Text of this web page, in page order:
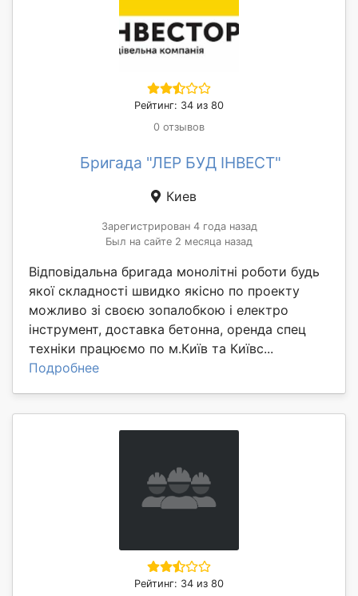
Рейтинг: 34 из 80
0 отзывов
Бригада "ЛЕР БУД ІНВЕСТ"
Киев
Зарегистрирован 4 года назад
Был на сайте 2 месяца назад
Відповідальна бригада монолітні роботи будь
якої складності швидко якісно по проекту
можливо зі своєю зопалобкою і електро
інструмент, доставка бетонна, оренда спец
техніки працюємо по м.Київ та Київс...
Подробнее
Рейтинг: 34 из 80